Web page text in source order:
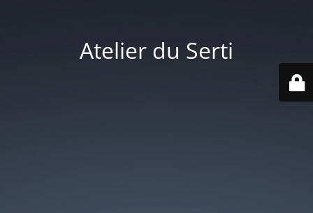
Atelier du Serti